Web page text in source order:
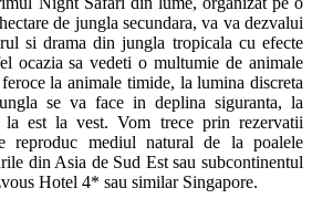
de jungla secundara, va va dezvalui
si drama din jungla tropicala cu efecte
ocazia sa vedeti o multumie de animale
la animale timide, la lumina discreta
se va face in deplina siguranta, la
est la vest. Vom trece prin rezervatii
reproduc mediul natural de la poalele
din Asia de Sud Est sau subcontinentul
Hotel 4* sau similar Singapore.